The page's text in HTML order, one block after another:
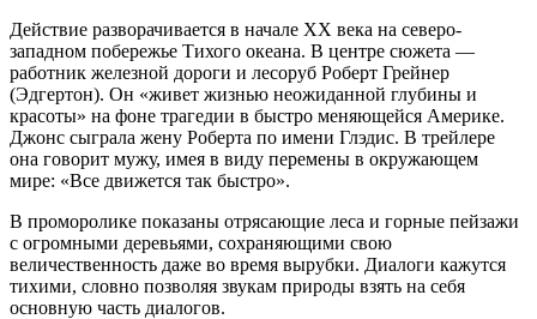
Действие разворачивается в начале XX века на северо-
западном побережье Тихого океана. В центре сюжета —
работник железной дороги и лесоруб Роберт Грейнер
(Эдгертон). Он «живет жизнью неожиданной глубины и
красоты» на фоне трагедии в быстро меняющейся Америке.
Джонс сыграла жену Роберта по имени Глэдис. В трейлере
она говорит мужу, имея в виду перемены в окружающем
мире: «Все движется так быстро».
В проморолике показаны отрясающие леса и горные пейзажи
с огромными деревьями, сохраняющими свою
величественность даже во время вырубки. Диалоги кажутся
тихими, словно позволяя звукам природы взять на себя
основную часть диалогов.